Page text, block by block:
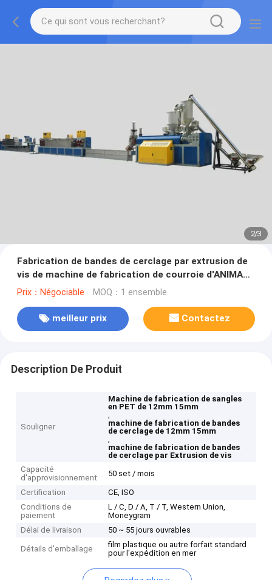
2/3
Fabrication de bandes de cerclage par extrusion de
vis de machine de fabrication de courroie d'ANIMAL
FAMILIER de 12mm 15mm
Prix：Négociable MOQ：1 ensemble
meilleur prix Contactez
Description De Produit
Souligner
Machine de fabrication de sangles
en PET de 12mm 15mm
,
machine de fabrication de bandes
de cerclage de 12mm 15mm
,
machine de fabrication de bandes
de cerclage par Extrusion de vis
Capacité
d'approvisionnement
50 set / mois
Certification
CE, ISO
Conditions de
paiement
L / C, D / A, T / T, Western Union,
Moneygram
Délai de livraison
50 ~ 55 jours ouvrables
Détails d'emballage
film plastique ou autre forfait standard
pour l'expédition en mer